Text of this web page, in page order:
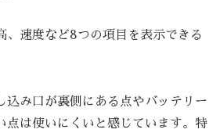
、速度など8つの項目を表示できる
込み口が裏側にある点やバッテリー
点は使いにくいと感じています。特